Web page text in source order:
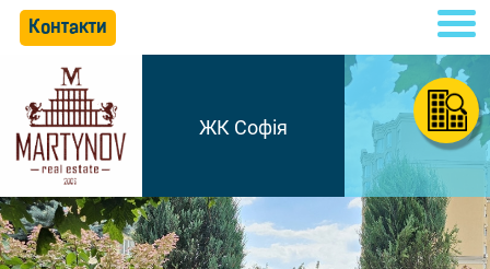
Контакти
ЖК Софія